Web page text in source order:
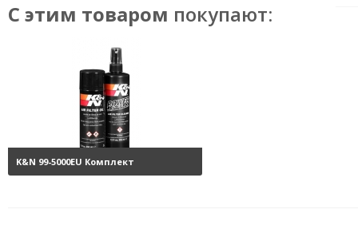
С этим товаром покупают:
K&N 99-5000EU Комплект